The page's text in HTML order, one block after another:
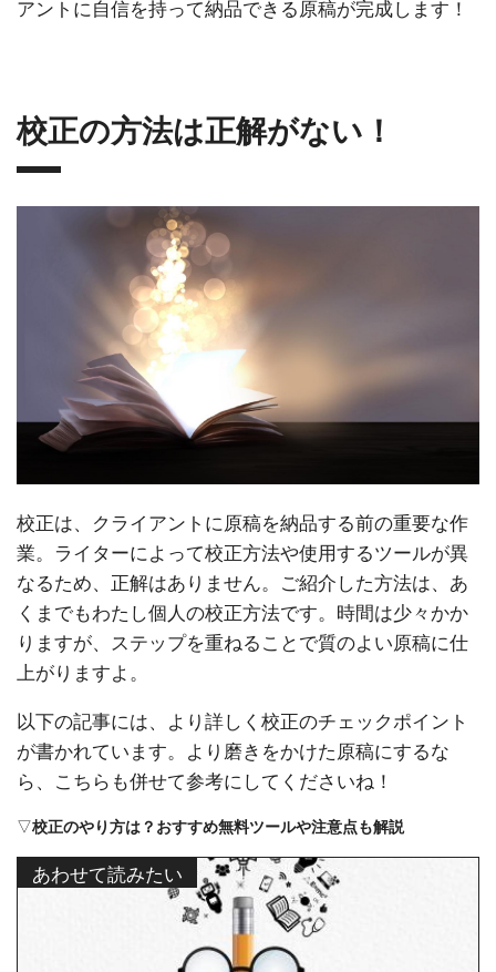
アントに自信を持って納品できる原稿が完成します！
校正の方法は正解がない！
校正は、クライアントに原稿を納品する前の重要な作
業。ライターによって校正方法や使用するツールが異
なるため、正解はありません。ご紹介した方法は、あ
くまでもわたし個人の校正方法です。時間は少々かか
りますが、ステップを重ねることで質のよい原稿に仕
上がりますよ。
以下の記事には、より詳しく校正のチェックポイント
が書かれています。より磨きをかけた原稿にするな
ら、こちらも併せて参考にしてくださいね！
▽校正のやり方は？おすすめ無料ツールや注意点も解説
あわせて読みたい